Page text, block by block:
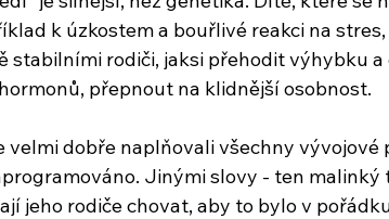
k úzkostem a bouřlivé reakci na
stabilními rodiči, jaksi přehodit výhybku a
přepnout na klidnější osobnost.
velmi dobře naplňovali všechny
Jinými slovy - ten malinký
jeho rodiče chovat, aby to bylo v